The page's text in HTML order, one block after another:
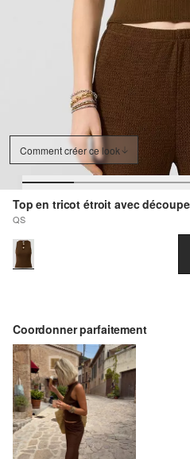
Comment créer ce look
Top en tricot étroit avec
QS
Coordonner parfaitement